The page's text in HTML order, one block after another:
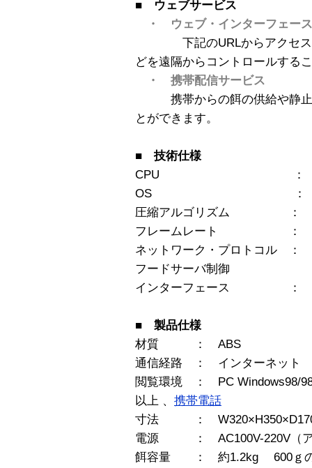
■ ウェブサービス
・ ウェブ・インターフェー
下記のURLからアクセスし
どを遠隔からコントロールする
・ 携帯配信サービス
携帯からの餌の供給や静止
とができます。
■ 技術仕様
CPU ：
OS ： 組込
圧縮アルゴリズム ： ウ
フレームレート ： 30フ
ネットワーク・プロトコル ：
フードサーバ制御
インターフェース ：
■ 製品仕様
材質 ： ABS
通信経路 ： インターネット
閲覧環境 ： PC Windows98/
以上 、 携帯電話
寸法 ： W320×H350×D170
電源 ： AC100V-220V（ア
餌容量 ： 約1.2kg 600ｇの